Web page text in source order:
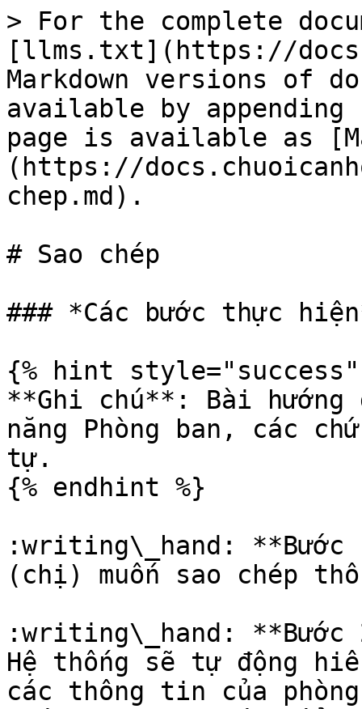
> For the complete
[llms.txt](https://
Markdown versions of
available by
page is available as
(https://
chep.md).
# Sao chép
### *Các bước thực
{% hint style="success"
**Ghi chú**: Bài
năng Phòng ban, các
tự.
{% endhint %}
:writing\_hand: **Bước
(chị) muốn sao chép
:writing\_hand: **Bước
Hệ thống sẽ tự động
các thông tin của